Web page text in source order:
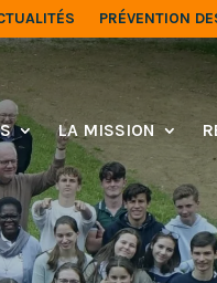
PRÉVENTION
LA MISSION